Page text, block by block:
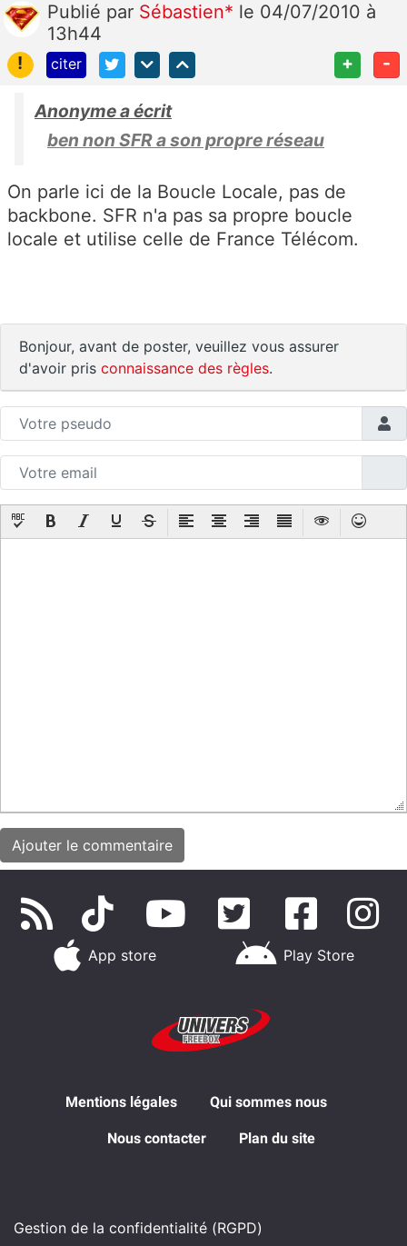
Publié par Sébastien* le 04/07/2010 à
13h44
!
citer + -
Anonyme a écrit
ben non SFR a son propre réseau
On parle ici de la Boucle Locale, pas de
backbone. SFR n'a pas sa propre boucle
locale et utilise celle de France Télécom.
Bonjour, avant de poster, veuillez vous assurer
d'avoir pris connaissance des règles.
App store Play Store
Mentions légales Qui sommes nous
Nous contacter Plan du site
Gestion de la confidentialité (RGPD)